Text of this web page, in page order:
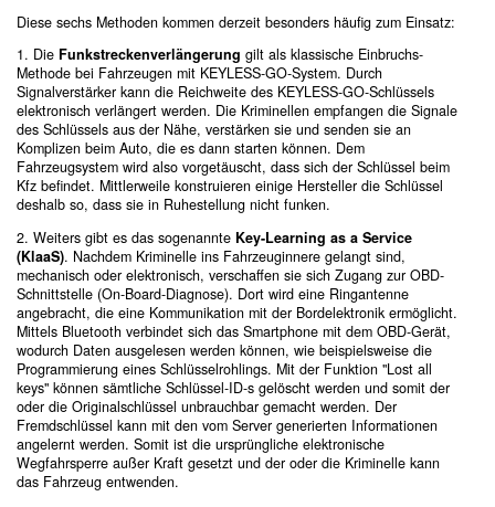
Diese sechs Methoden kommen derzeit besonders häufig zum Einsatz:
1. Die Funkstreckenverlängerung gilt als klassische Einbruchs-
Methode bei Fahrzeugen mit KEYLESS-GO-System. Durch
Signalverstärker kann die Reichweite des KEYLESS-GO-Schlüssels
elektronisch verlängert werden. Die Kriminellen empfangen die Signale
des Schlüssels aus der Nähe, verstärken sie und senden sie an
Komplizen beim Auto, die es dann starten können. Dem
Fahrzeugsystem wird also vorgetäuscht, dass sich der Schlüssel beim
Kfz befindet. Mittlerweile konstruieren einige Hersteller die Schlüssel
deshalb so, dass sie in Ruhestellung nicht funken.
2. Weiters gibt es das sogenannte Key-Learning as a Service
(KlaaS). Nachdem Kriminelle ins Fahrzeuginnere gelangt sind,
mechanisch oder elektronisch, verschaffen sie sich Zugang zur OBD-
Schnittstelle (On-Board-Diagnose). Dort wird eine Ringantenne
angebracht, die eine Kommunikation mit der Bordelektronik ermöglicht.
Mittels Bluetooth verbindet sich das Smartphone mit dem OBD-Gerät,
wodurch Daten ausgelesen werden können, wie beispielsweise die
Programmierung eines Schlüsselrohlings. Mit der Funktion "Lost all
keys" können sämtliche Schlüssel-ID-s gelöscht werden und somit der
oder die Originalschlüssel unbrauchbar gemacht werden. Der
Fremdschlüssel kann mit den vom Server generierten Informationen
angelernt werden. Somit ist die ursprüngliche elektronische
Wegfahrsperre außer Kraft gesetzt und der oder die Kriminelle kann
das Fahrzeug entwenden.